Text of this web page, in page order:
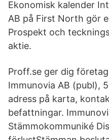
Ekonomisk kalender
AB på First North gör
Prospekt och
aktie.
Proff.se ger dig
Immunovia AB (publ),
adress på karta,
befattningar.
Stämmokommuniké